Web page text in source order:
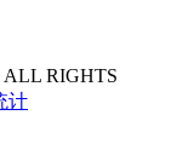
ALL RIGHTS
计